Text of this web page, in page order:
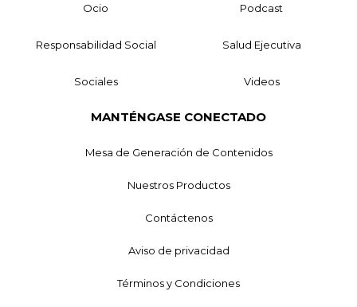
Ocio Podcast
Responsabilidad Social Salud Ejecutiva
Sociales Videos
MANTÉNGASE CONECTADO
Mesa de Generación de Contenidos
Nuestros Productos
Contáctenos
Aviso de privacidad
Términos y Condiciones